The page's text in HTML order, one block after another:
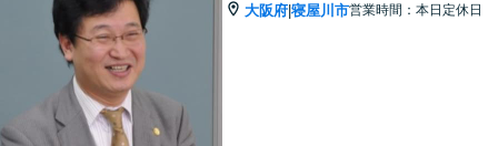
大阪府 寝屋川市営業時間：本日定休日